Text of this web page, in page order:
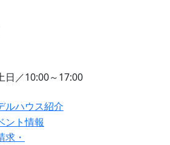
日／10:00～17:00
ルハウス紹介
ント情報
求・